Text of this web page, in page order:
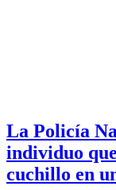
La Policía
individuo
cuchillo en